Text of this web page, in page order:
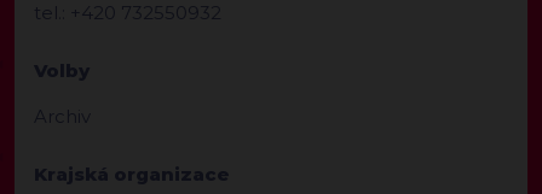
tel.: +420 732550932
Volby
Archiv
Krajská organizace